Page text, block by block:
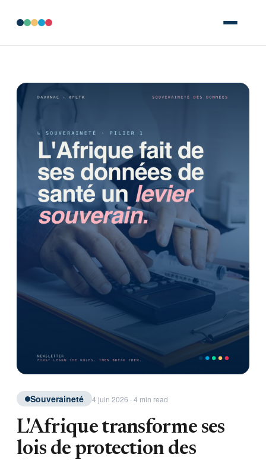
Souveraineté 4 juin 2026 · 4 min read
L'Afrique transforme ses
lois de protection des